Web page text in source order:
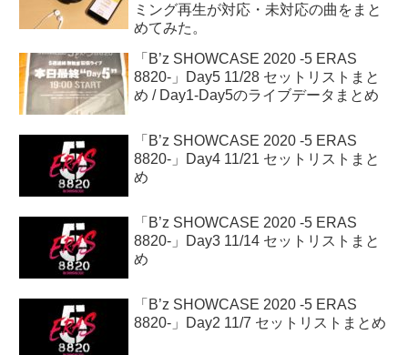
ミング再生が対応・未対応の曲をまと
めてみた。
「B’z SHOWCASE 2020 -5 ERAS
8820-」Day5 11/28 セットリストまと
め / Day1-Day5のライブデータまとめ
「B’z SHOWCASE 2020 -5 ERAS
8820-」Day4 11/21 セットリストまと
め
「B’z SHOWCASE 2020 -5 ERAS
8820-」Day3 11/14 セットリストまと
め
「B’z SHOWCASE 2020 -5 ERAS
8820-」Day2 11/7 セットリストまとめ